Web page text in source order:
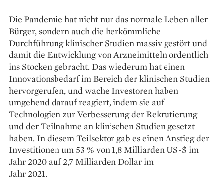
Die Pandemie hat nicht nur das normale Leben aller
Bürger, sondern auch die herkömmliche
Durchführung klinischer Studien massiv gestört und
damit die Entwicklung von Arzneimitteln ordentlich
ins Stocken gebracht. Das wiederum hat einen
Innovationsbedarf im Bereich der klinischen Studien
hervorgerufen, und wache Investoren haben
umgehend darauf reagiert, indem sie auf
Technologien zur Verbesserung der Rekrutierung
und der Teilnahme an klinischen Studien gesetzt
haben. In diesem Teilsektor gab es einen Anstieg der
Investitionen um 53 % von 1,8 Milliarden US-$ im
Jahr 2020 auf 2,7 Milliarden Dollar im
Jahr 2021.